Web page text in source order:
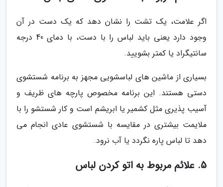
اگر علامت، یک تشت را نشان دهد که یک دست در آن
وجود دارد یعنی باید لباس را با دست، با دمای 40 درجه
سانتیگراد یا کمتر بشویید.
بسیاری از ماشین های لباسشویی مجهز به برنامه شستشوی
دستی هستند. این برنامه مخصوص پارچه های ظریف و
آسیب پذیری مثل کشمیر یا ابریشم است و کار شستشو را با
ملایمت بیشتری در مقایسه با شستشوی عادی انجام می
دهد تا لباس پاره نگردد یا آب نرود.
5. علائم مربوط به اتو کردن لباس